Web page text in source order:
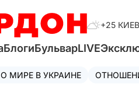
+25 КИЕВ
БлогиБульварLIVE
МИРЕ В УКРАИНЕ